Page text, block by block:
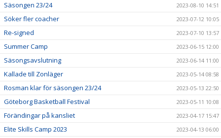
Säsongen 23/24 2023-08-10 14:51
Söker fler coacher 2023-07-12 10:05
Re-signed 2023-07-10 13:57
Summer Camp 2023-06-15 12:00
Säsongsavslutning 2023-06-14 11:00
Kallade till Zonläger 2023-05-14 08:58
Rosman klar för säsongen 23/24 2023-05-13 22:50
Göteborg Basketball Festival 2023-05-11 10:08
Förändingar på kansliet 2023-04-17 15:47
Elite Skills Camp 2023 2023-04-13 06:00